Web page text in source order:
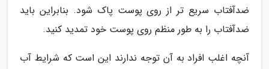
ضدآفتاب سریع تر از روی پوست پاک شود. بنابراین باید
ضدآفتاب را به طور منظم روی پوست خود تمدید کنید.
آنچه اغلب افراد به آن توجه ندارند این است که شرایط آب